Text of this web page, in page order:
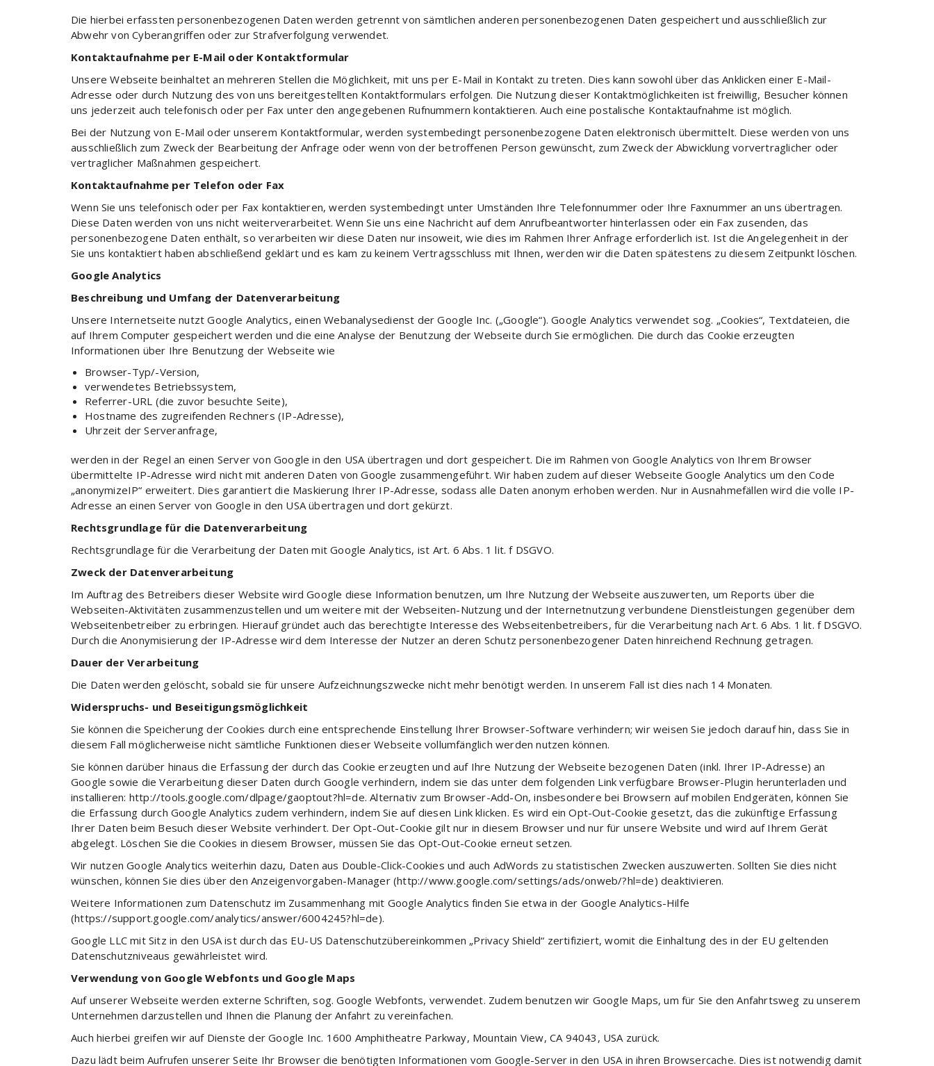
Die hierbei erfassten personenbezogenen Daten werden getrennt von sämtlichen anderen personenbezogenen Daten gespeichert und ausschließlich zur
Abwehr von Cyberangriffen oder zur Strafverfolgung verwendet.
Kontaktaufnahme per E-Mail oder Kontaktformular
Unsere Webseite beinhaltet an mehreren Stellen die Möglichkeit, mit uns per E-Mail in Kontakt zu treten. Dies kann sowohl über das Anklicken einer E-Mail-
Adresse oder durch Nutzung des von uns bereitgestellten Kontaktformulars erfolgen. Die Nutzung dieser Kontaktmöglichkeiten ist freiwillig, Besucher können
uns jederzeit auch telefonisch oder per Fax unter den angegebenen Rufnummern kontaktieren. Auch eine postalische Kontaktaufnahme ist möglich.
Bei der Nutzung von E-Mail oder unserem Kontaktformular, werden systembedingt personenbezogene Daten elektronisch übermittelt. Diese werden von uns
ausschließlich zum Zweck der Bearbeitung der Anfrage oder wenn von der betroffenen Person gewünscht, zum Zweck der Abwicklung vorvertraglicher oder
vertraglicher Maßnahmen gespeichert.
Kontaktaufnahme per Telefon oder Fax
Wenn Sie uns telefonisch oder per Fax kontaktieren, werden systembedingt unter Umständen Ihre Telefonnummer oder Ihre Faxnummer an uns übertragen.
Diese Daten werden von uns nicht weiterverarbeitet. Wenn Sie uns eine Nachricht auf dem Anrufbeantworter hinterlassen oder ein Fax zusenden, das
personenbezogene Daten enthält, so verarbeiten wir diese Daten nur insoweit, wie dies im Rahmen Ihrer Anfrage erforderlich ist. Ist die Angelegenheit in der
Sie uns kontaktiert haben abschließend geklärt und es kam zu keinem Vertragsschluss mit Ihnen, werden wir die Daten spätestens zu diesem Zeitpunkt löschen.
Google Analytics
Beschreibung und Umfang der Datenverarbeitung
Unsere Internetseite nutzt Google Analytics, einen Webanalysedienst der Google Inc. („Google“). Google Analytics verwendet sog. „Cookies“, Textdateien, die
auf Ihrem Computer gespeichert werden und die eine Analyse der Benutzung der Webseite durch Sie ermöglichen. Die durch das Cookie erzeugten
Informationen über Ihre Benutzung der Webseite wie
Browser-Typ/-Version,
verwendetes Betriebssystem,
Referrer-URL (die zuvor besuchte Seite),
Hostname des zugreifenden Rechners (IP-Adresse),
Uhrzeit der Serveranfrage,
werden in der Regel an einen Server von Google in den USA übertragen und dort gespeichert. Die im Rahmen von Google Analytics von Ihrem Browser
übermittelte IP-Adresse wird nicht mit anderen Daten von Google zusammengeführt. Wir haben zudem auf dieser Webseite Google Analytics um den Code
„anonymizeIP“ erweitert. Dies garantiert die Maskierung Ihrer IP-Adresse, sodass alle Daten anonym erhoben werden. Nur in Ausnahmefällen wird die volle IP-
Adresse an einen Server von Google in den USA übertragen und dort gekürzt.
Rechtsgrundlage für die Datenverarbeitung
Rechtsgrundlage für die Verarbeitung der Daten mit Google Analytics, ist Art. 6 Abs. 1 lit. f DSGVO.
Zweck der Datenverarbeitung
Im Auftrag des Betreibers dieser Website wird Google diese Information benutzen, um Ihre Nutzung der Webseite auszuwerten, um Reports über die
Webseiten-Aktivitäten zusammenzustellen und um weitere mit der Webseiten-Nutzung und der Internetnutzung verbundene Dienstleistungen gegenüber dem
Webseitenbetreiber zu erbringen. Hierauf gründet auch das berechtigte Interesse des Webseitenbetreibers, für die Verarbeitung nach Art. 6 Abs. 1 lit. f DSGVO.
Durch die Anonymisierung der IP-Adresse wird dem Interesse der Nutzer an deren Schutz personenbezogener Daten hinreichend Rechnung getragen.
Dauer der Verarbeitung
Die Daten werden gelöscht, sobald sie für unsere Aufzeichnungszwecke nicht mehr benötigt werden. In unserem Fall ist dies nach 14 Monaten.
Widerspruchs- und Beseitigungsmöglichkeit
Sie können die Speicherung der Cookies durch eine entsprechende Einstellung Ihrer Browser-Software verhindern; wir weisen Sie jedoch darauf hin, dass Sie in
diesem Fall möglicherweise nicht sämtliche Funktionen dieser Webseite vollumfänglich werden nutzen können.
Sie können darüber hinaus die Erfassung der durch das Cookie erzeugten und auf Ihre Nutzung der Webseite bezogenen Daten (inkl. Ihrer IP-Adresse) an
Google sowie die Verarbeitung dieser Daten durch Google verhindern, indem sie das unter dem folgenden Link verfügbare Browser-Plugin herunterladen und
installieren: http://tools.google.com/dlpage/gaoptout?hl=de. Alternativ zum Browser-Add-On, insbesondere bei Browsern auf mobilen Endgeräten, können Sie
die Erfassung durch Google Analytics zudem verhindern, indem Sie auf diesen Link klicken. Es wird ein Opt-Out-Cookie gesetzt, das die zukünftige Erfassung
Ihrer Daten beim Besuch dieser Website verhindert. Der Opt-Out-Cookie gilt nur in diesem Browser und nur für unsere Website und wird auf Ihrem Gerät
abgelegt. Löschen Sie die Cookies in diesem Browser, müssen Sie das Opt-Out-Cookie erneut setzen.
Wir nutzen Google Analytics weiterhin dazu, Daten aus Double-Click-Cookies und auch AdWords zu statistischen Zwecken auszuwerten. Sollten Sie dies nicht
wünschen, können Sie dies über den Anzeigenvorgaben-Manager (http://www.google.com/settings/ads/onweb/?hl=de) deaktivieren.
Weitere Informationen zum Datenschutz im Zusammenhang mit Google Analytics finden Sie etwa in der Google Analytics-Hilfe
(https://support.google.com/analytics/answer/6004245?hl=de).
Google LLC mit Sitz in den USA ist durch das EU-US Datenschutzübereinkommen „Privacy Shield“ zertifiziert, womit die Einhaltung des in der EU geltenden
Datenschutzniveaus gewährleistet wird.
Verwendung von Google Webfonts und Google Maps
Auf unserer Webseite werden externe Schriften, sog. Google Webfonts, verwendet. Zudem benutzen wir Google Maps, um für Sie den Anfahrtsweg zu unserem
Unternehmen darzustellen und Ihnen die Planung der Anfahrt zu vereinfachen.
Auch hierbei greifen wir auf Dienste der Google Inc. 1600 Amphitheatre Parkway, Mountain View, CA 94043, USA zurück.
Dazu lädt beim Aufrufen unserer Seite Ihr Browser die benötigten Informationen vom Google-Server in den USA in ihren Browsercache. Dies ist notwendig damit